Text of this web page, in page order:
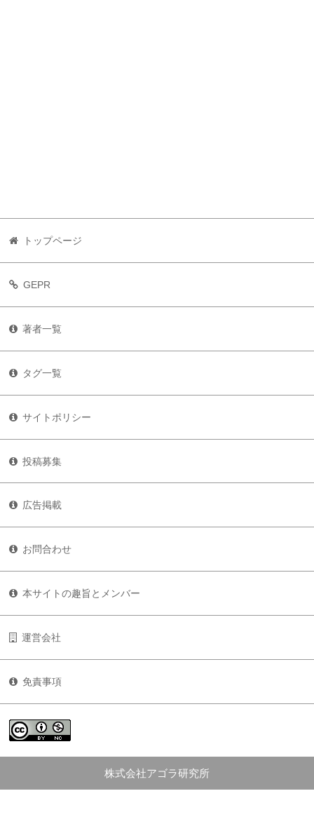
トップページ
GEPR
著者一覧
タグ一覧
サイトポリシー
投稿募集
広告掲載
お問合わせ
本サイトの趣旨とメンバー
運営会社
免責事項
株式会社アゴラ研究所